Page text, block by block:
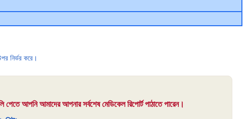
নির্ভর করে।
আপনি আমাদের আপনার সর্বশেষ মেডিকেল রিপোর্ট পাঠাতে পারেন।